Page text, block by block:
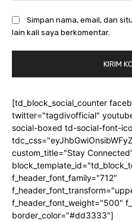
Simpan nama, email, dan
lain kali saya berkomentar.
[td_block_social_counter
twitter="tagdivofficial"
social-boxed td-social-font-
custom_title="Stay
f_header_font_family="712"
f_header_font_weight="500"
border_color="#dd3333"]